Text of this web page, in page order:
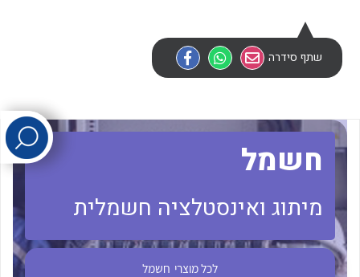
לכל מוצרי היצרן
לכל מוצרי היצרן לכל מוצרי היצרן
שתף סידרה
חשמל
מיתוג ואינסטלציה חשמלית
לכל מוצרי חשמל